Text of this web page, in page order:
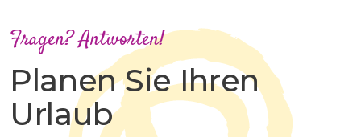
Fragen? Antworten!
Planen Sie Ihren
Urlaub